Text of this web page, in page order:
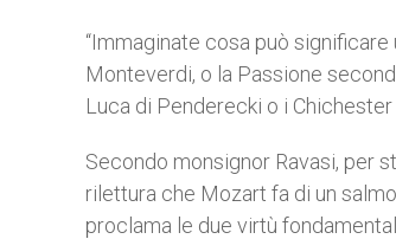
“Immaginate cosa può
Monteverdi, o la Passione
Luca di Penderecki o i
Secondo monsignor Ravasi, per
rilettura che Mozart fa di un
proclama le due virtù